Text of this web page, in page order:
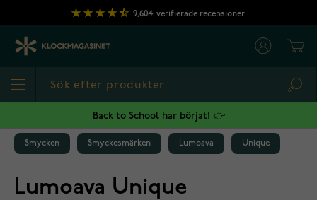
Hoppa till innehållet
9,604 verifierade recensioner
Back to School har börjat! 👉
Smycken Smyckesmärken Lumoava Unique
Lumoava Unique